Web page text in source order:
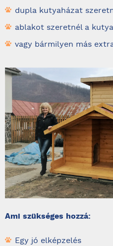
dupla kutyaházat
ablakot szeretnél a
vagy bármilyen más
Ami szükséges hozzá:
Egy jó elképzelés